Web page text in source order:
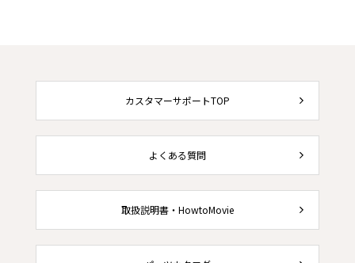
カスタマーサポートTOP
よくある質問
取扱説明書・HowtoMovie